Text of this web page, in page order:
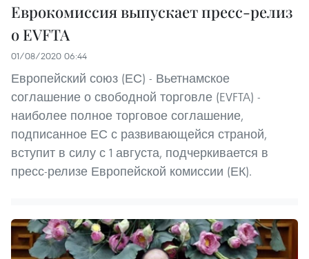
Еврокомиссия выпускает пресс-релиз
о EVFTA
01/08/2020 06:44
Европейский союз (ЕС) - Вьетнамское
соглашение о свободной торговле (EVFTA) -
наиболее полное торговое соглашение,
подписанное ЕС с развивающейся страной,
вступит в силу с 1 августа, подчеркивается в
пресс-релизе Европейской комиссии (ЕК).